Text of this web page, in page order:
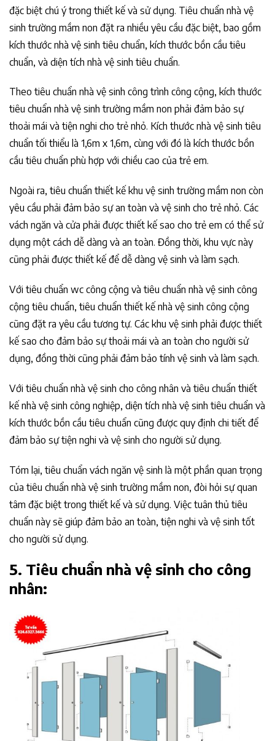
đặc biệt chú ý trong thiết kế và sử dụng. Tiêu chuẩn nhà vệ
sinh trường mầm non đặt ra nhiều yêu cầu đặc biệt, bao gồm
kích thước nhà vệ sinh tiêu chuẩn, kích thước bồn cầu tiêu
chuẩn, và diện tích nhà vệ sinh tiêu chuẩn.
Theo tiêu chuẩn nhà vệ sinh công trình công cộng, kích thước
tiêu chuẩn nhà vệ sinh trường mầm non phải đảm bảo sự
thoải mái và tiện nghi cho trẻ nhỏ. Kích thước nhà vệ sinh tiêu
chuẩn tối thiểu là 1,6m x 1,6m, cùng với đó là kích thước bồn
cầu tiêu chuẩn phù hợp với chiều cao của trẻ em.
Ngoài ra, tiêu chuẩn thiết kế khu vệ sinh trường mầm non còn
yêu cầu phải đảm bảo sự an toàn và vệ sinh cho trẻ nhỏ. Các
vách ngăn và cửa phải được thiết kế sao cho trẻ em có thể sử
dụng một cách dễ dàng và an toàn. Đồng thời, khu vực này
cũng phải được thiết kế để dễ dàng vệ sinh và làm sạch.
Với tiêu chuẩn wc công cộng và tiêu chuẩn nhà vệ sinh công
cộng tiêu chuẩn, tiêu chuẩn thiết kế nhà vệ sinh công cộng
cũng đặt ra yêu cầu tương tự. Các khu vệ sinh phải được thiết
kế sao cho đảm bảo sự thoải mái và an toàn cho người sử
dụng, đồng thời cũng phải đảm bảo tính vệ sinh và làm sạch.
Với tiêu chuẩn nhà vệ sinh cho công nhân và tiêu chuẩn thiết
kế nhà vệ sinh công nghiệp, diện tích nhà vệ sinh tiêu chuẩn và
kích thước bồn cầu tiêu chuẩn cũng được quy định chi tiết để
đảm bảo sự tiện nghi và vệ sinh cho người sử dụng.
Tóm lại, tiêu chuẩn vách ngăn vệ sinh là một phần quan trọng
của tiêu chuẩn nhà vệ sinh trường mầm non, đòi hỏi sự quan
tâm đặc biệt trong thiết kế và sử dụng. Việc tuân thủ tiêu
chuẩn này sẽ giúp đảm bảo an toàn, tiện nghi và vệ sinh tốt
cho người sử dụng.
5. Tiêu chuẩn nhà vệ sinh cho công
nhân: